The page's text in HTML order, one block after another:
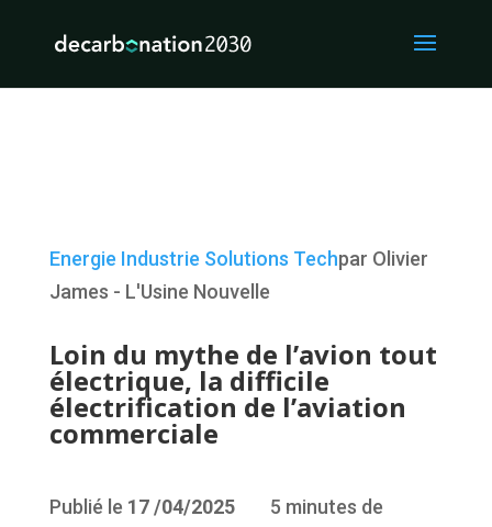
Energie Industrie Solutions Techpar Olivier
James - L'Usine Nouvelle
Loin du mythe de l’avion tout
électrique, la difficile
électrification de l’aviation
commerciale
Publié le 17/04/20255 minutes de